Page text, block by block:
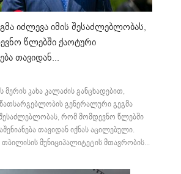
იძლევა იმის შესაძლებლობას,
წლებში ქაოტური
თავიდან...
კახა კალაძის განცხადებით,
გენერალური გეგმა
რომ მომდევნო წლებში
თავიდან იქნას აცილებული.
მუნიციპალიტეტის მთავრობის...